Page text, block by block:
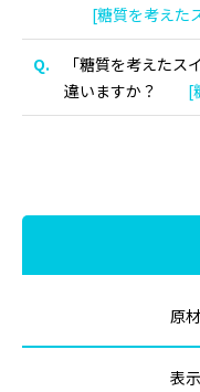
[糖質を考えた
「糖質を考えた
違いますか？
[
原
表